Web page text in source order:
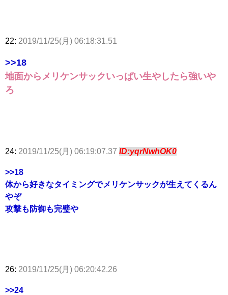
22: 2019/11/25(月) 06:18:31.51
>>18
地面からメリケンサックいっぱい生やしたら強いや
ろ
24: 2019/11/25(月) 06:19:07.37 ID:yqrNwhOK0
>>18
体から好きなタイミングでメリケンサックが生えてくるん
やぞ
攻撃も防御も完璧や
26: 2019/11/25(月) 06:20:42.26
>>24